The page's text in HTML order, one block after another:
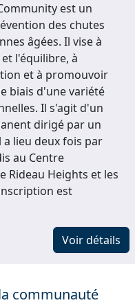
est un
des chutes
âgées. Il vise à
l'équilibre, à
et à promouvoir
biais d'une variété
Il s'agit d'un
dirigé par un
lieu deux fois par
au Centre
Rideau Heights et les
est
Voir détails
communauté